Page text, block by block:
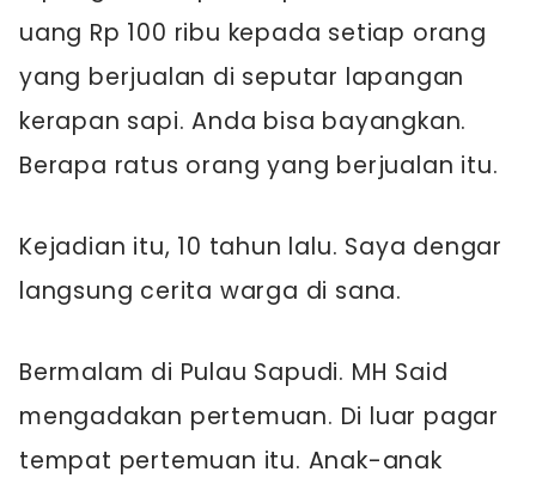
uang Rp 100 ribu kepada setiap orang
yang berjualan di seputar lapangan
kerapan sapi. Anda bisa bayangkan.
Berapa ratus orang yang berjualan itu.
Kejadian itu, 10 tahun lalu. Saya dengar
langsung cerita warga di sana.
Bermalam di Pulau Sapudi. MH Said
mengadakan pertemuan. Di luar pagar
tempat pertemuan itu. Anak-anak